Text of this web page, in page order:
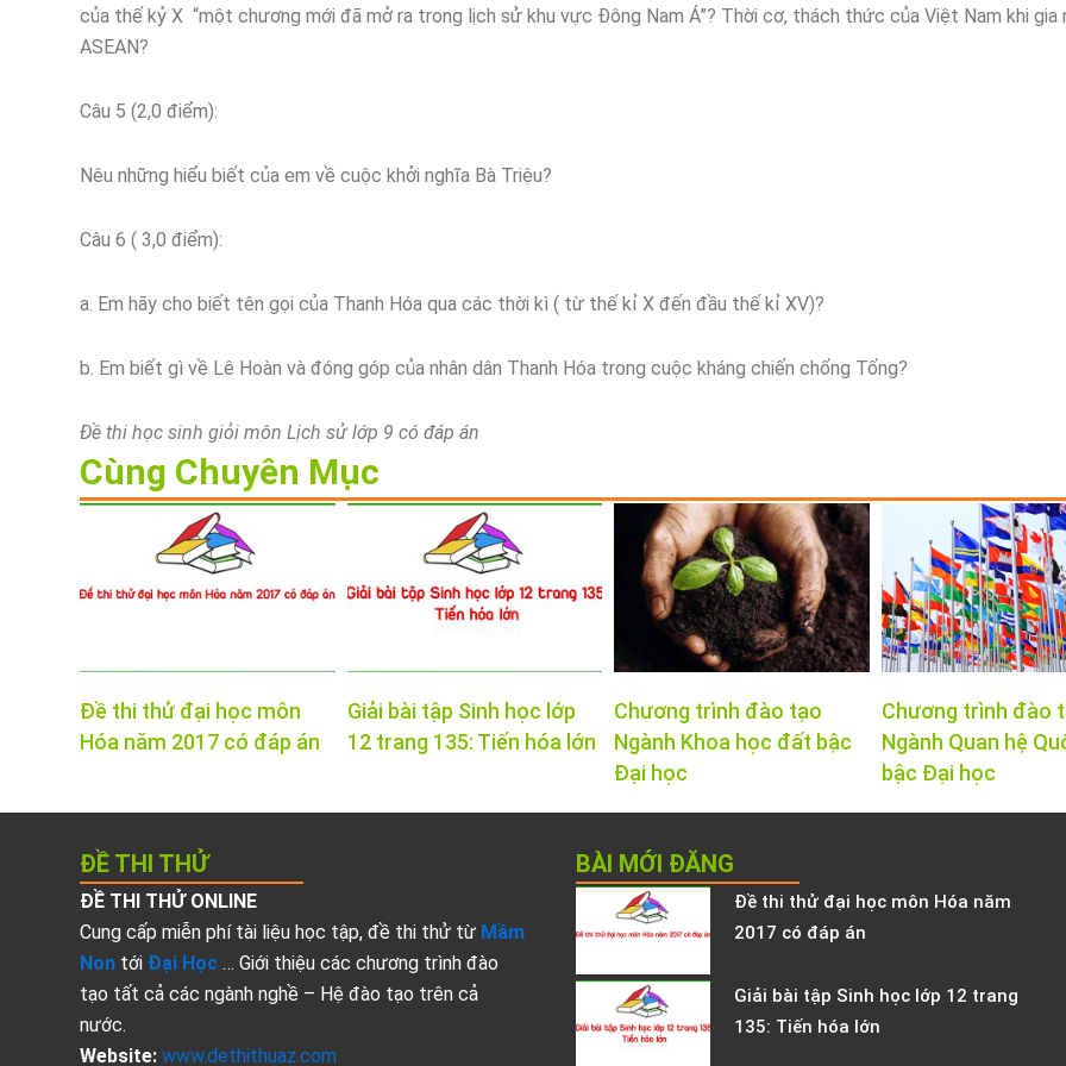
của thế kỷ X “một chương mới đã mở ra trong lịch sử khu vực Đông Nam Á”? Thời cơ, thách thức của Việt Nam khi gia
ASEAN?
Câu 5 (2,0 điểm):
Nêu những hiểu biết của em về cuộc khởi nghĩa Bà Triệu?
Câu 6 ( 3,0 điểm):
a. Em hãy cho biết tên gọi của Thanh Hóa qua các thời kì ( từ thế kỉ X đến đầu thế kỉ XV)?
b. Em biết gì về Lê Hoàn và đóng góp của nhân dân Thanh Hóa trong cuộc kháng chiến chống Tống?
Đề thi học sinh giỏi môn Lịch sử lớp 9 có đáp án
Cùng Chuyên Mục
Đề thi thử đại học môn
Hóa năm 2017 có đáp án
Giải bài tập Sinh học lớp
12 trang 135: Tiến hóa lớn
Chương trình đào tạo
Ngành Khoa học đất bậc
Đại học
Chương trình đào
Ngành Quan hệ
bậc Đại học
ĐỀ THI THỬ
ĐỀ THI THỬ ONLINE
Cung cấp miễn phí tài liệu học tập, đề thi thử từ Mầm
Non tới Đại Học … Giới thiệu các chương trình đào
tạo tất cả các ngành nghề – Hệ đào tạo trên cả
nước.
Website: www.dethithuaz.com
BÀI MỚI ĐĂNG
Đề thi thử đại học môn Hóa năm
2017 có đáp án
Giải bài tập Sinh học lớp 12 trang
135: Tiến hóa lớn